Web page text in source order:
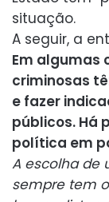
situação.
A seguir, a
Em algumas
criminosas
e fazer
públicos. Há
política em
A escolha de
sempre tem